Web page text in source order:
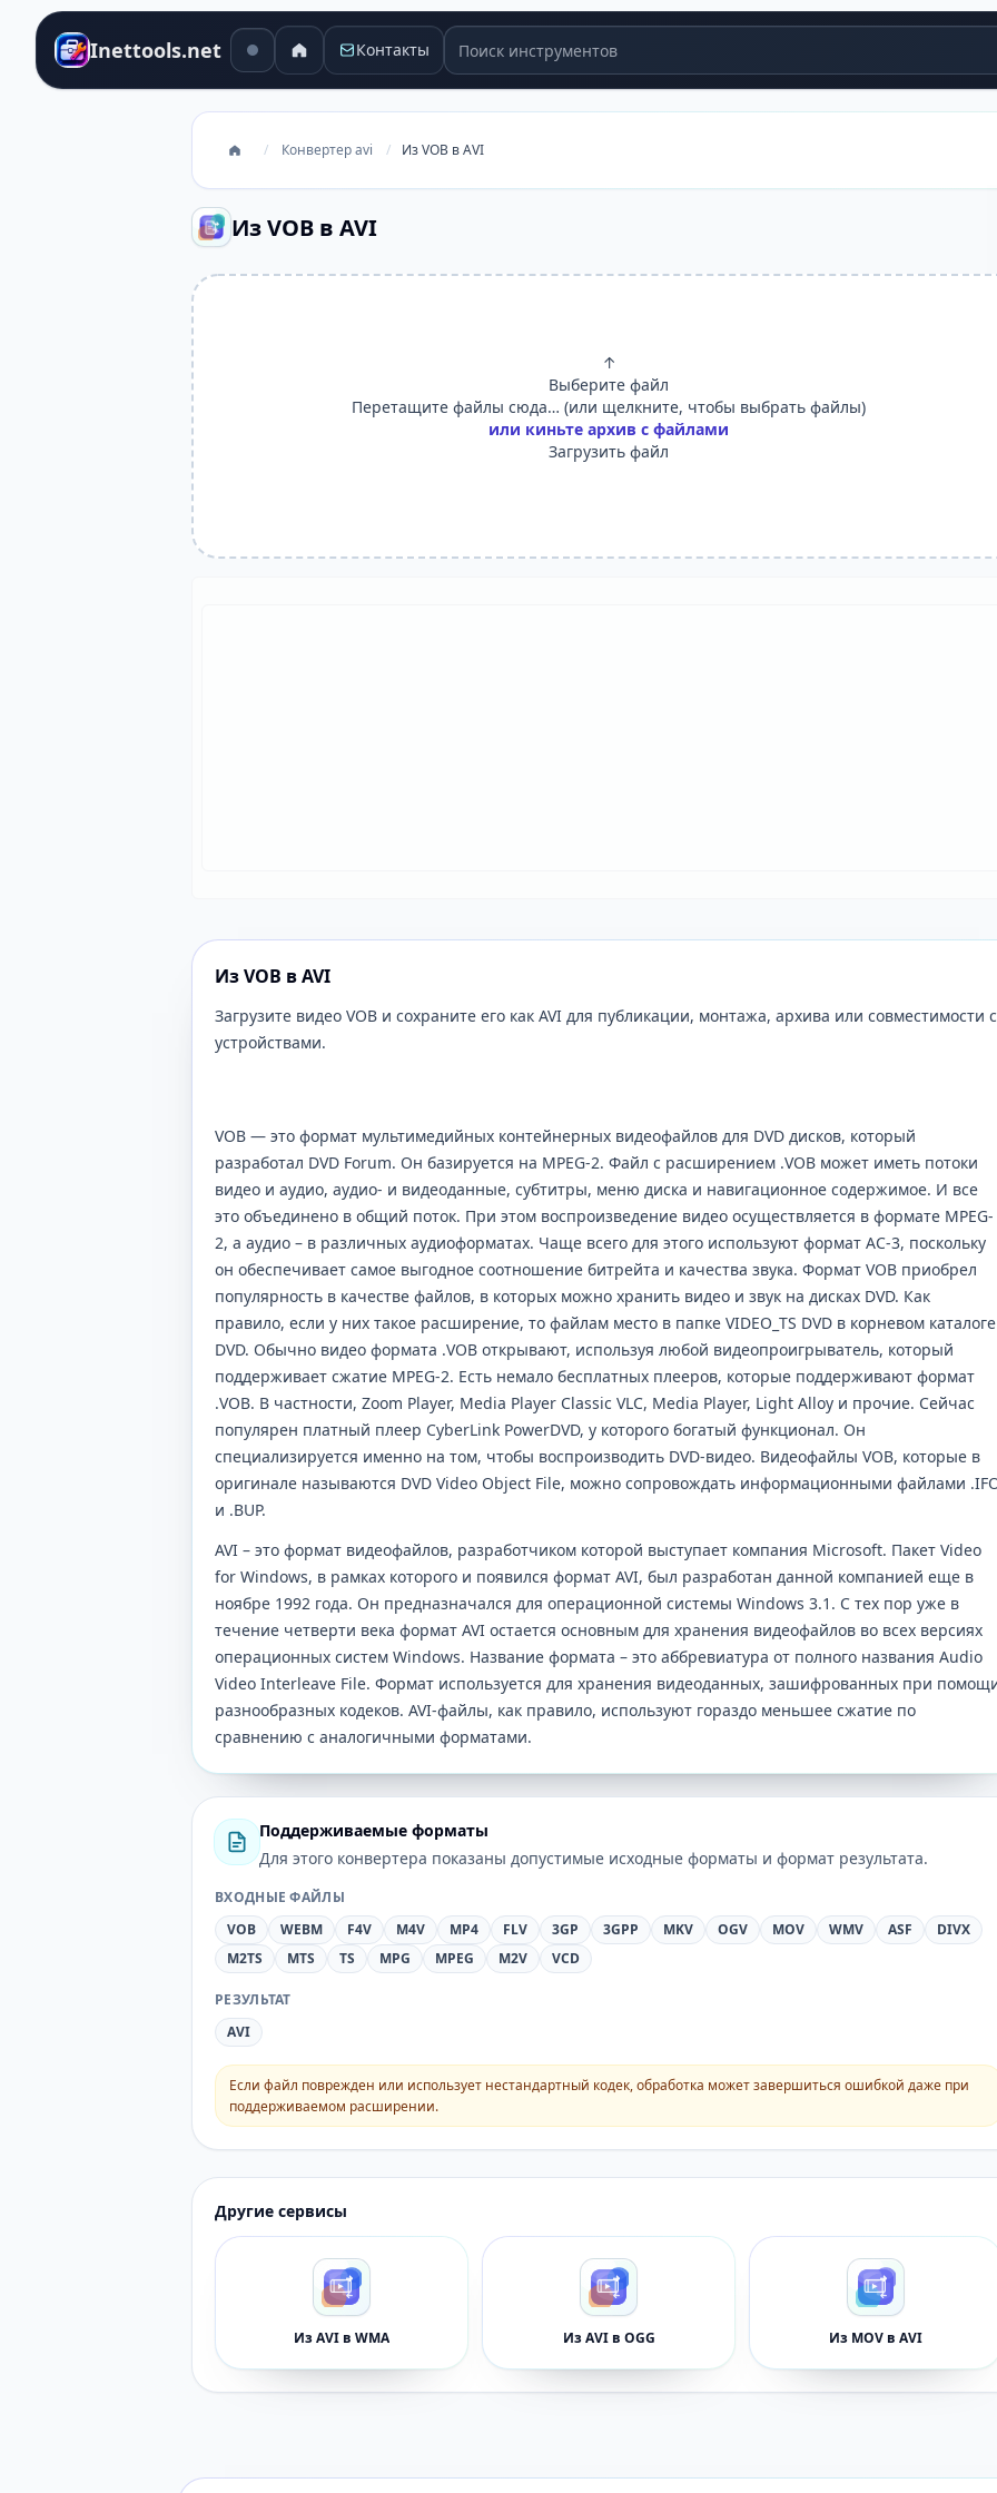
Inettools.net Контакты Поиск инструментов
/ Конвертер avi / Из VOB в AVI
Из VOB в AVI
↑
Выберите файл
Перетащите файлы сюда… (или щелкните, чтобы выбрать файлы)
или киньте архив с файлами
Загрузить файл
Из VOB в AVI
Загрузите видео VOB и сохраните его как AVI для публикации, монтажа, архива или совместимости с
устройствами.
VOB — это формат мультимедийных контейнерных видеофайлов для DVD дисков, который
разработал DVD Forum. Он базируется на MPEG-2. Файл с расширением .VOB может иметь потоки
видео и аудио, аудио- и видеоданные, субтитры, меню диска и навигационное содержимое. И все
это объединено в общий поток. При этом воспроизведение видео осуществляется в формате MPEG-
2, а аудио – в различных аудиоформатах. Чаще всего для этого используют формат AC-3, поскольку
он обеспечивает самое выгодное соотношение битрейта и качества звука. Формат VOB приобрел
популярность в качестве файлов, в которых можно хранить видео и звук на дисках DVD. Как
правило, если у них такое расширение, то файлам место в папке VIDEO_TS DVD в корневом каталоге
DVD. Обычно видео формата .VOB открывают, используя любой видеопроигрыватель, который
поддерживает сжатие MPEG-2. Есть немало бесплатных плееров, которые поддерживают формат
.VOB. В частности, Zoom Player, Media Player Classic VLC, Media Player, Light Alloy и прочие. Сейчас
популярен платный плеер CyberLink PowerDVD, у которого богатый функционал. Он
специализируется именно на том, чтобы воспроизводить DVD-видео. Видеофайлы VOB, которые в
оригинале называются DVD Video Object File, можно сопровождать информационными файлами
и .BUP.
AVI – это формат видеофайлов, разработчиком которой выступает компания Microsoft. Пакет Video
for Windows, в рамках которого и появился формат AVI, был разработан данной компанией еще в
ноябре 1992 года. Он предназначался для операционной системы Windows 3.1. С тех пор уже в
течение четверти века формат AVI остается основным для хранения видеофайлов во всех версиях
операционных систем Windows. Название формата – это аббревиатура от полного названия Audio
Video Interleave File. Формат используется для хранения видеоданных, зашифрованных при
разнообразных кодеков. AVI-файлы, как правило, используют гораздо меньшее сжатие по
сравнению с аналогичными форматами.
Поддерживаемые форматы
Для этого конвертера показаны допустимые исходные форматы и формат результата.
ВХОДНЫЕ ФАЙЛЫ
VOB
WEBM F4V M4V MP4 FLV 3GP 3GPP MKV OGV MOV WMV ASF
DIVX
M2TS
MTS TS MPG MPEG M2V VCD
РЕЗУЛЬТАТ
AVI
Если файл поврежден или использует нестандартный кодек, обработка может завершиться ошибкой даже при
поддерживаемом расширении.
Другие сервисы
Из AVI в WMA Из AVI в OGG Из MOV в AVI